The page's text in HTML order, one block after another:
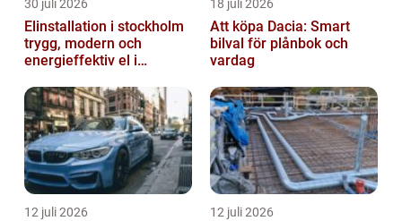
30 juli 2026
Elinstallation i stockholm
trygg, modern och
energieffektiv el i
18 juli 2026
Att köpa Dacia: Smart
bilval för plånbok och
vardag
12 juli 2026 12 juli 2026